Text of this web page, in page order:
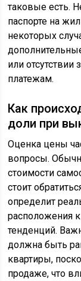
таковые есть.
паспорте на
некоторых
или
платежам.
Как
доли при
Оценка цены
вопросы.
стоимости
стоит
определит
расположения
тенденций.
должна быть
квартиры,
продаже, что